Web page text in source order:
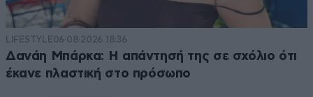
LIFESTYLE06·08·2026 18:36
Δανάη Μπάρκα: Η απάντησή της σε σχόλιο ότι
έκανε πλαστική στο πρόσωπο